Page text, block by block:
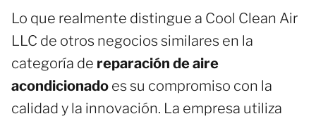
Lo que realmente distingue a Cool Clean Air
LLC de otros negocios similares en la
categoría de reparación de aire
acondicionado es su compromiso con la
calidad y la innovación. La empresa utiliza